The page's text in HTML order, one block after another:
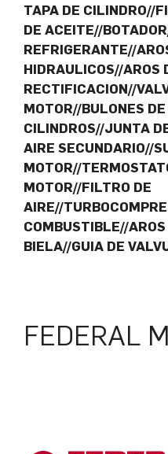
TAPA DE CILINDRO//
DE ACEITE//
REFRIGERANTE//
HIDRAULICOS//AROS
RECTIFICACION//
MOTOR//BULONES
CILINDROS//JUNTA
AIRE SECUNDARIO//
MOTOR//
MOTOR//FILTRO DE
AIRE//
COMBUSTIBLE//
BIELA//GUIA DE
FEDERAL